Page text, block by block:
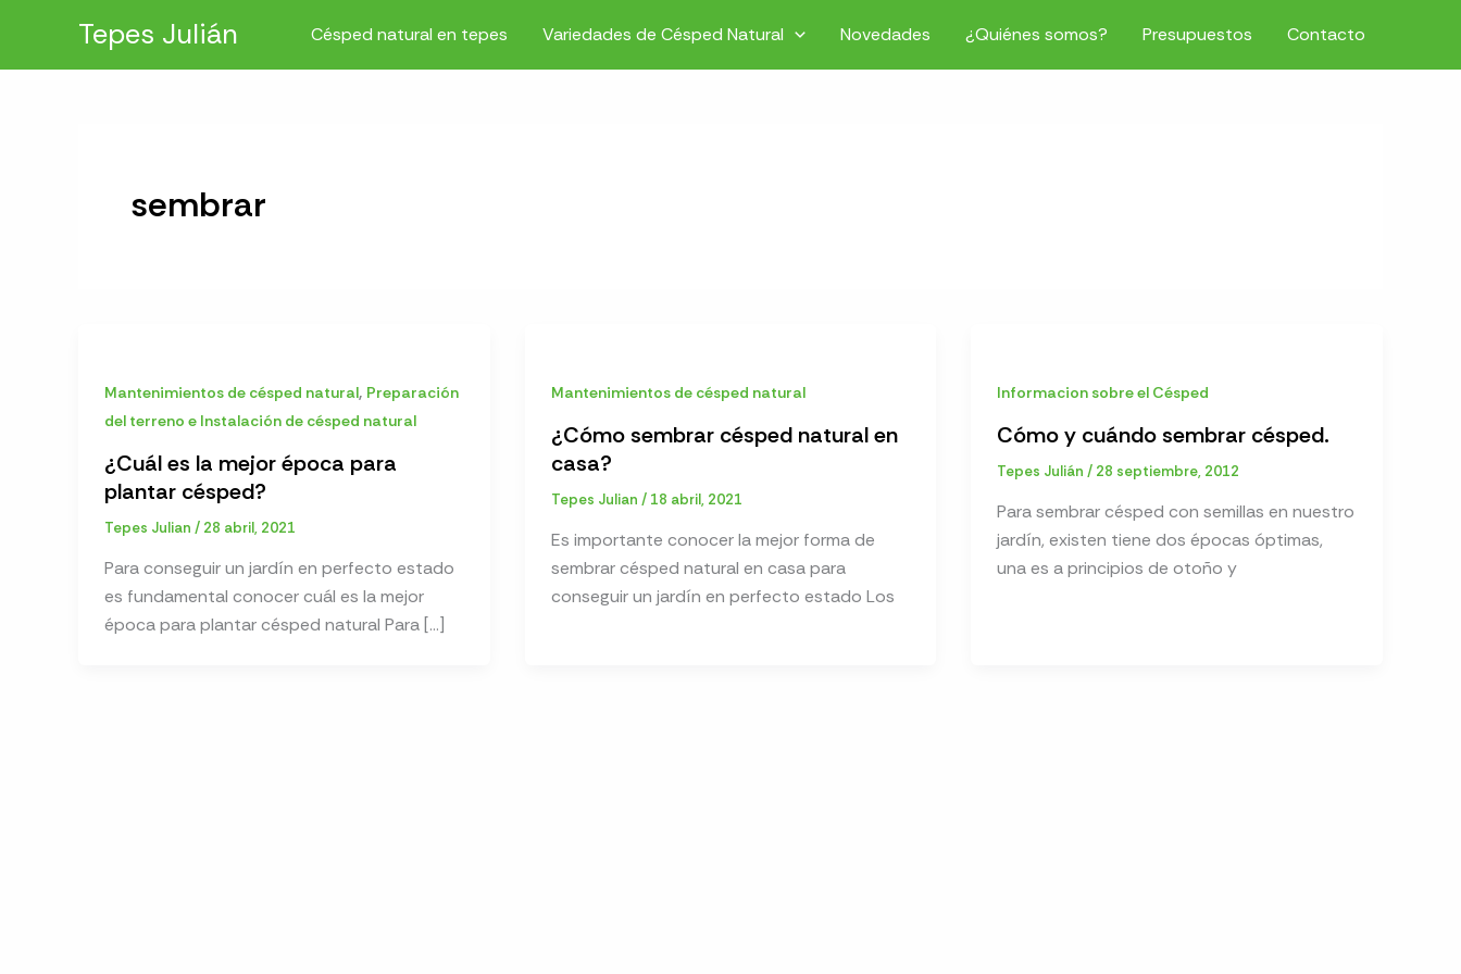
contenido
Tepes Julián Césped natural en tepes Variedades de Césped Natural Novedades ¿Quiénes somos? Presupuestos Contacto
sembrar
Mantenimientos de césped natural, Preparación
del terreno e Instalación de césped natural
¿Cuál es la mejor época para
plantar césped?
Tepes Julian / 28 abril, 2021
Para conseguir un jardín en perfecto estado
es fundamental conocer cuál es la mejor
época para plantar césped natural Para […]
Mantenimientos de césped natural
¿Cómo sembrar césped natural en
casa?
Tepes Julian / 18 abril, 2021
Es importante conocer la mejor forma de
sembrar césped natural en casa para
conseguir un jardín en perfecto estado Los
Informacion sobre el Césped
Cómo y cuándo sembrar césped.
Tepes Julián/ 28 septiembre, 2012
Para sembrar césped con semillas en nuestro
jardín, existen tiene dos épocas óptimas,
una es a principios de otoño y